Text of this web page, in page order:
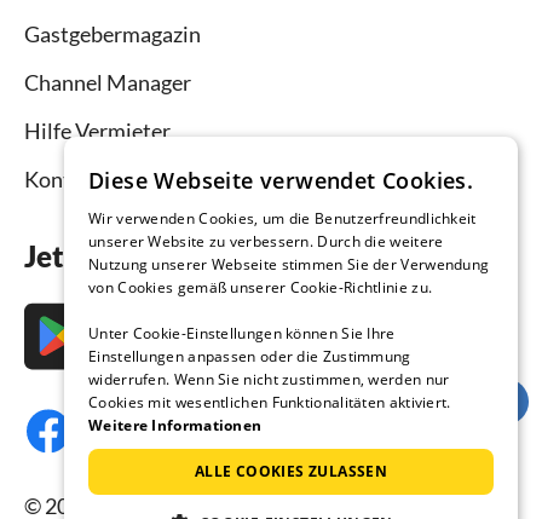
Gastgebermagazin
Channel Manager
Hilfe Vermieter
Kontakt
Jetzt die App downloaden
© 2026 Ferienhausmiete.de, alle Rechte
Diese Webseite verwendet Cookies.
Wir verwenden Cookies, um die Benutzerfreundlichkeit
unserer Website zu verbessern. Durch die weitere
Nutzung unserer Webseite stimmen Sie der Verwendung
von Cookies gemäß unserer Cookie-Richtlinie zu.
Unter Cookie-Einstellungen können Sie Ihre
Einstellungen anpassen oder die Zustimmung
widerrufen. Wenn Sie nicht zustimmen, werden nur
Cookies mit wesentlichen Funktionalitäten aktiviert.
Weitere Informationen
ALLE COOKIES ZULASSEN